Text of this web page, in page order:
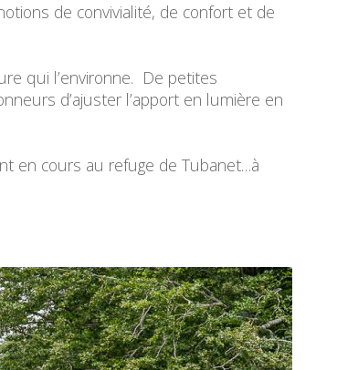
de convivialité, de confort et de
qui l’environne. De petites
d’ajuster l’apport en lumière en
en cours au refuge de Tubanet…à